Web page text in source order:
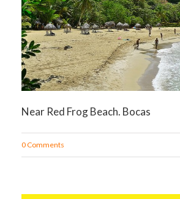
Near Red Frog Beach. Bocas
0 Comments